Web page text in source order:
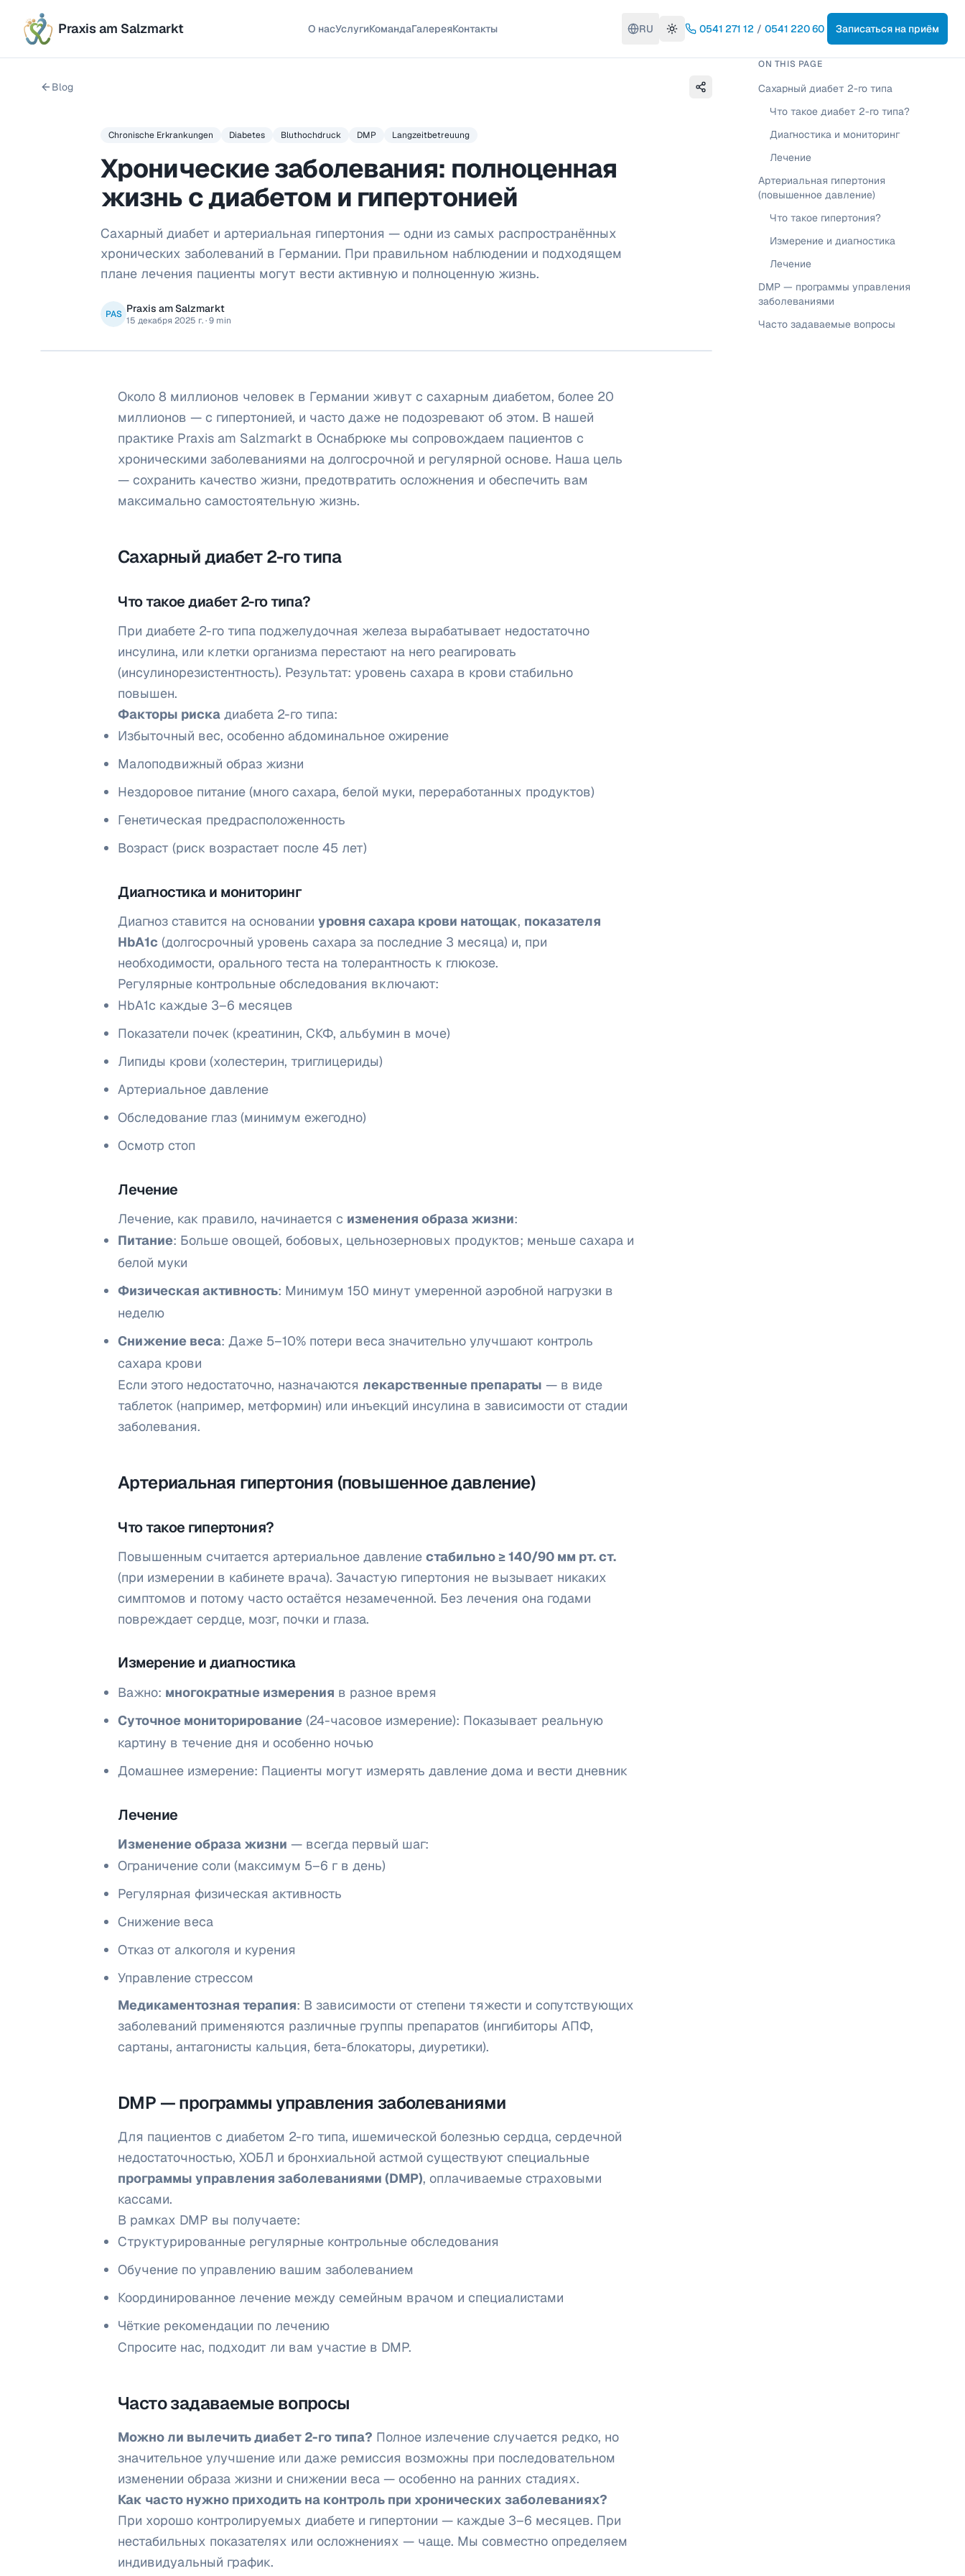
Praxis am Salzmarkt О насУслугиКомандаГалереяКонтакты RU Toggle theme
0541 271 12 / 0541 220 60 Записаться на приём
Blog
Chronische Erkrankungen Diabetes Bluthochdruck DMP Langzeitbetreuung
Хронические заболевания: полноценная
жизнь с диабетом и гипертонией
Сахарный диабет и артериальная гипертония — одни из самых распространённых
хронических заболеваний в Германии. При правильном наблюдении и подходящем
плане лечения пациенты могут вести активную и полноценную жизнь.
PAS Praxis am Salzmarkt
15 декабря 2025 г.·9 min
Около 8 миллионов человек в Германии живут с сахарным диабетом, более 20
миллионов — с гипертонией, и часто даже не подозревают об этом. В нашей
практике Praxis am Salzmarkt в Оснабрюке мы сопровождаем пациентов с
хроническими заболеваниями на долгосрочной и регулярной основе. Наша цель
— сохранить качество жизни, предотвратить осложнения и обеспечить вам
максимально самостоятельную жизнь.
Сахарный диабет 2-го типа
Что такое диабет 2-го типа?
При диабете 2-го типа поджелудочная железа вырабатывает недостаточно
инсулина, или клетки организма перестают на него реагировать
(инсулинорезистентность). Результат: уровень сахара в крови стабильно
повышен.
Факторы риска диабета 2-го типа:
Избыточный вес, особенно абдоминальное ожирение
Малоподвижный образ жизни
Нездоровое питание (много сахара, белой муки, переработанных продуктов)
Генетическая предрасположенность
Возраст (риск возрастает после 45 лет)
Диагностика и мониторинг
Диагноз ставится на основании уровня сахара крови натощак, показателя
HbA1c (долгосрочный уровень сахара за последние 3 месяца) и, при
необходимости, орального теста на толерантность к глюкозе.
Регулярные контрольные обследования включают:
HbA1c каждые 3–6 месяцев
Показатели почек (креатинин, СКФ, альбумин в моче)
Липиды крови (холестерин, триглицериды)
Артериальное давление
Обследование глаз (минимум ежегодно)
Осмотр стоп
Лечение
Лечение, как правило, начинается с изменения образа жизни:
Питание: Больше овощей, бобовых, цельнозерновых продуктов; меньше сахара и
белой муки
Физическая активность: Минимум 150 минут умеренной аэробной нагрузки в
неделю
Снижение веса: Даже 5–10% потери веса значительно улучшают контроль
сахара крови
Если этого недостаточно, назначаются лекарственные препараты — в виде
таблеток (например, метформин) или инъекций инсулина в зависимости от стадии
заболевания.
Артериальная гипертония (повышенное давление)
Что такое гипертония?
Повышенным считается артериальное давление стабильно ≥ 140/90 мм рт. ст.
(при измерении в кабинете врача). Зачастую гипертония не вызывает никаких
симптомов и потому часто остаётся незамеченной. Без лечения она годами
повреждает сердце, мозг, почки и глаза.
Измерение и диагностика
Важно: многократные измерения в разное время
Суточное мониторирование (24-часовое измерение): Показывает реальную
картину в течение дня и особенно ночью
Домашнее измерение: Пациенты могут измерять давление дома и вести дневник
Лечение
Изменение образа жизни — всегда первый шаг:
Ограничение соли (максимум 5–6 г в день)
Регулярная физическая активность
Снижение веса
Отказ от алкоголя и курения
Управление стрессом
Медикаментозная терапия: В зависимости от степени тяжести и сопутствующих
заболеваний применяются различные группы препаратов (ингибиторы АПФ,
сартаны, антагонисты кальция, бета-блокаторы, диуретики).
DMP — программы управления заболеваниями
Для пациентов с диабетом 2-го типа, ишемической болезнью сердца, сердечной
недостаточностью, ХОБЛ и бронхиальной астмой существуют специальные
программы управления заболеваниями (DMP), оплачиваемые страховыми
кассами.
В рамках DMP вы получаете:
Структурированные регулярные контрольные обследования
Обучение по управлению вашим заболеванием
Координированное лечение между семейным врачом и специалистами
Чёткие рекомендации по лечению
Спросите нас, подходит ли вам участие в DMP.
Часто задаваемые вопросы
Можно ли вылечить диабет 2-го типа? Полное излечение случается редко, но
значительное улучшение или даже ремиссия возможны при последовательном
изменении образа жизни и снижении веса — особенно на ранних стадиях.
Как часто нужно приходить на контроль при хронических заболеваниях?
При хорошо контролируемых диабете и гипертонии — каждые 3–6 месяцев. При
нестабильных показателях или осложнениях — чаще. Мы совместно определяем
индивидуальный график.
ON THIS PAGE
Сахарный диабет 2-го типа
Что такое диабет 2-го типа?
Диагностика и мониторинг
Лечение
Артериальная гипертония
(повышенное давление)
Что такое гипертония?
Измерение и диагностика
Лечение
DMP — программы управления
заболеваниями
Часто задаваемые вопросы